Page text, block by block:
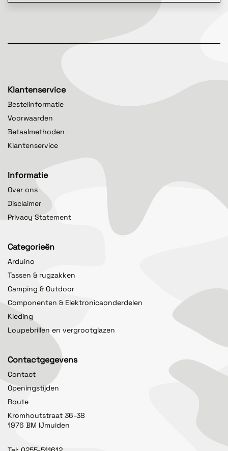
Klantenservice
Bestelinformatie
Voorwaarden
Betaalmethoden
Klantenservice
Informatie
Over ons
Disclaimer
Privacy Statement
Categorieën
Arduino
Tassen & rugzakken
Camping & Outdoor
Componenten & Elektronicaonderdelen
Kleding
Loupebrillen en vergrootglazen
Contactgegevens
Contact
Openingstijden
Route
Kromhoutstraat 36-38
1976 BM IJmuiden